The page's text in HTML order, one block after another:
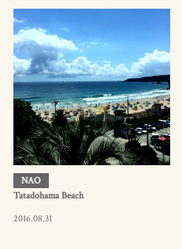
NAO
Tatadohama Beach
2016.08.31